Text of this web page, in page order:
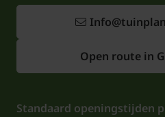
Open route in
Standaard openingstijden